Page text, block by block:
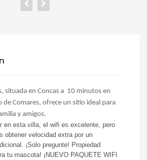
situada en Concas a 10 minutos en
de Comares, ofrece un sitio ideal para
y amigos.
en esta villa, el wifi es excelente, pero
obtener velocidad extra por un
¡Solo pregunte! Propiedad
tu mascota! ¡NUEVO PAQUETE WIFI